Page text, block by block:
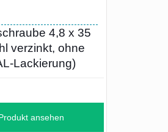
4,8 x 35
verzinkt, ohne
Lackierung)
ansehen